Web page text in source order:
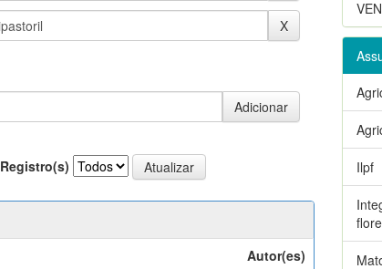
Registro(s)
Autor(es)
Ilpf